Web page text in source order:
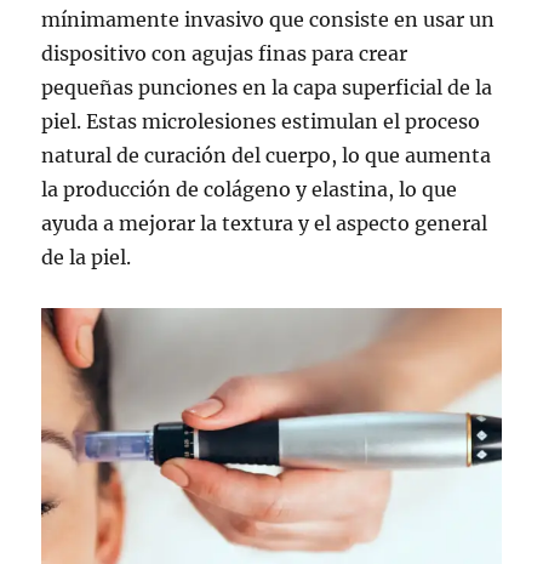
mínimamente invasivo que consiste en usar un
dispositivo con agujas finas para crear
pequeñas punciones en la capa superficial de la
piel. Estas microlesiones estimulan el proceso
natural de curación del cuerpo, lo que aumenta
la producción de colágeno y elastina, lo que
ayuda a mejorar la textura y el aspecto general
de la piel.